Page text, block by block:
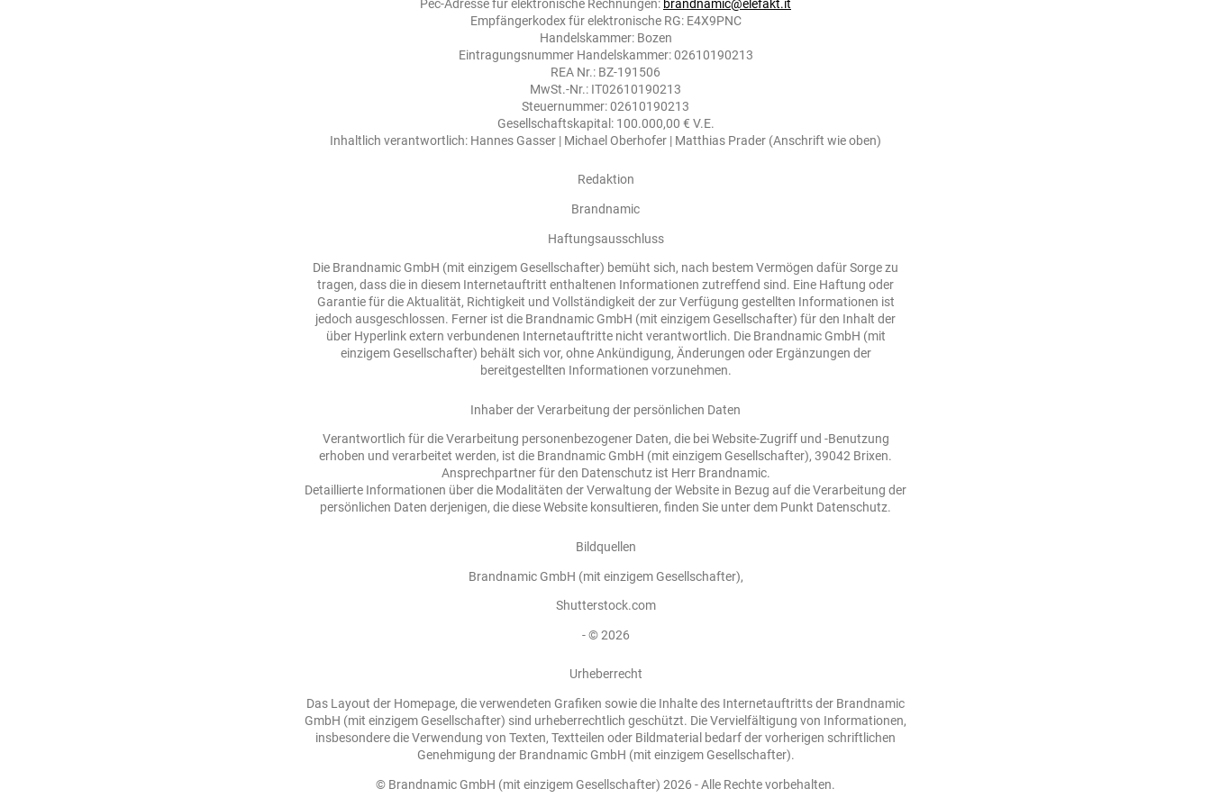
Pec-Adresse für elektronische Rechnungen: brandnamic@elefakt.it
Empfängerkodex für elektronische RG: E4X9PNC
Handelskammer: Bozen
Eintragungsnummer Handelskammer: 02610190213
REA Nr.: BZ-191506
MwSt.-Nr.: IT02610190213
Steuernummer: 02610190213
Gesellschaftskapital: 100.000,00 € V.E.
Inhaltlich verantwortlich: Hannes Gasser | Michael Oberhofer | Matthias Prader (Anschrift wie oben)
Redaktion
Brandnamic
Haftungsausschluss
Die Brandnamic GmbH (mit einzigem Gesellschafter) bemüht sich, nach bestem Vermögen dafür Sorge zu
tragen, dass die in diesem Internetauftritt enthaltenen Informationen zutreffend sind. Eine Haftung oder
Garantie für die Aktualität, Richtigkeit und Vollständigkeit der zur Verfügung gestellten Informationen ist
jedoch ausgeschlossen. Ferner ist die Brandnamic GmbH (mit einzigem Gesellschafter) für den Inhalt der
über Hyperlink extern verbundenen Internetauftritte nicht verantwortlich. Die Brandnamic GmbH (mit
einzigem Gesellschafter) behält sich vor, ohne Ankündigung, Änderungen oder Ergänzungen der
bereitgestellten Informationen vorzunehmen.
Inhaber der Verarbeitung der persönlichen Daten
Verantwortlich für die Verarbeitung personenbezogener Daten, die bei Website-Zugriff und -Benutzung
erhoben und verarbeitet werden, ist die Brandnamic GmbH (mit einzigem Gesellschafter), 39042 Brixen.
Ansprechpartner für den Datenschutz ist Herr Brandnamic.
Detaillierte Informationen über die Modalitäten der Verwaltung der Website in Bezug auf die Verarbeitung der
persönlichen Daten derjenigen, die diese Website konsultieren, finden Sie unter dem Punkt Datenschutz.
Bildquellen
Brandnamic GmbH (mit einzigem Gesellschafter),
Shutterstock.com
- © 2026
Urheberrecht
Das Layout der Homepage, die verwendeten Grafiken sowie die Inhalte des Internetauftritts der Brandnamic
GmbH (mit einzigem Gesellschafter) sind urheberrechtlich geschützt. Die Vervielfältigung von Informationen,
insbesondere die Verwendung von Texten, Textteilen oder Bildmaterial bedarf der vorherigen schriftlichen
Genehmigung der Brandnamic GmbH (mit einzigem Gesellschafter).
© Brandnamic GmbH (mit einzigem Gesellschafter) 2026 - Alle Rechte vorbehalten.